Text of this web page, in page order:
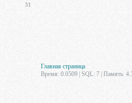
31
Главная страница
Время: 0.0509 | SQL: 7 | Память: